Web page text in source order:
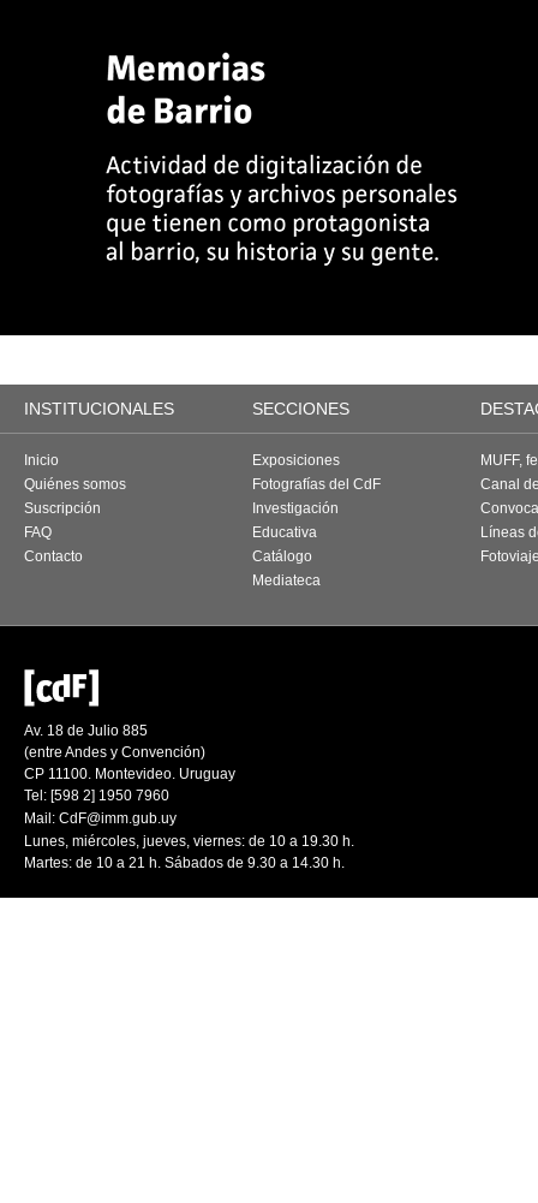
INSTITUCIONALES SECCIONES
Inicio
Quiénes somos
Suscripción
FAQ
Contacto
Exposiciones
Fotografías del CdF
Investigación
Educativa
Catálogo
Mediateca
MUFF,
Canal
Líneas
Av. 18 de Julio 885
(entre Andes y Convención)
CP 11100. Montevideo. Uruguay
Tel: [598 2] 1950 7960
Mail: CdF@imm.gub.uy
Lunes, miércoles, jueves, viernes: de 10 a 19.30 h.
Martes: de 10 a 21 h. Sábados de 9.30 a 14.30 h.